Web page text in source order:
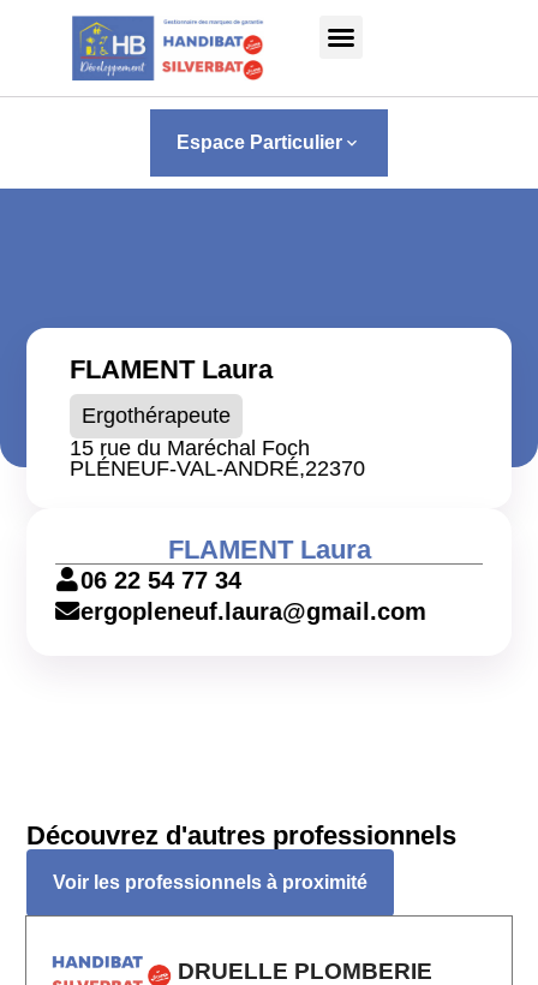
Panneau de gestion des cookies
Espace Particulier keyboard_arrow_down
FLAMENT Laura
Ergothérapeute
15 rue du Maréchal Foch
PLÉNEUF-VAL-ANDRÉ,22370
FLAMENT Laura
06 22 54 77 34
ergopleneuf.laura@gmail.com
Découvrez d'autres professionnels
Voir les professionnels à proximité
DRUELLE PLOMBERIE